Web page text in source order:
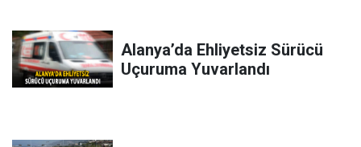
Alanya’da Ehliyetsiz Sürücü
Uçuruma Yuvarlandı